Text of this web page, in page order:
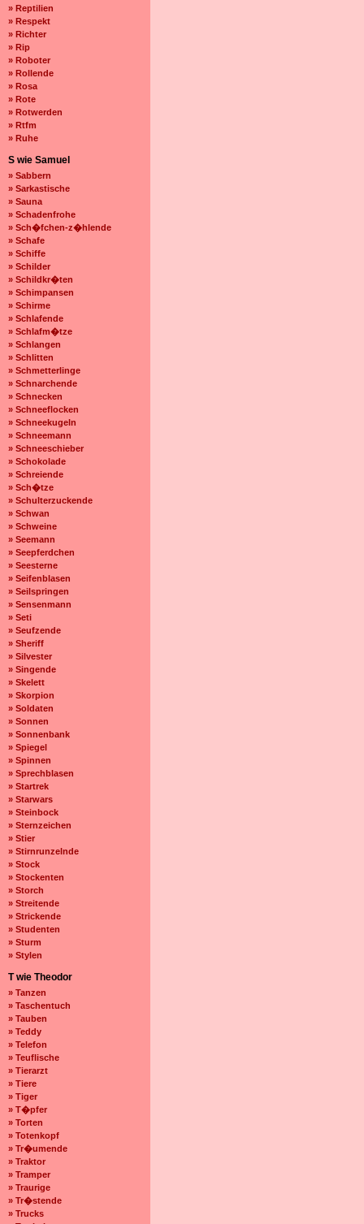
» Reptilien
» Respekt
» Richter
» Rip
» Roboter
» Rollende
» Rosa
» Rote
» Rotwerden
» Rtfm
» Ruhe
S wie Samuel
» Sabbern
» Sarkastische
» Sauna
» Schadenfrohe
» Sch�fchen-z�hlende
» Schafe
» Schiffe
» Schilder
» Schildkr�ten
» Schimpansen
» Schirme
» Schlafende
» Schlafm�tze
» Schlangen
» Schlitten
» Schmetterlinge
» Schnarchende
» Schnecken
» Schneeflocken
» Schneekugeln
» Schneemann
» Schneeschieber
» Schokolade
» Schreiende
» Sch�tze
» Schulterzuckende
» Schwan
» Schweine
» Seemann
» Seepferdchen
» Seesterne
» Seifenblasen
» Seilspringen
» Sensenmann
» Seti
» Seufzende
» Sheriff
» Silvester
» Singende
» Skelett
» Skorpion
» Soldaten
» Sonnen
» Sonnenbank
» Spiegel
» Spinnen
» Sprechblasen
» Startrek
» Starwars
» Steinbock
» Sternzeichen
» Stier
» Stirnrunzelnde
» Stock
» Stockenten
» Storch
» Streitende
» Strickende
» Studenten
» Sturm
» Stylen
T wie Theodor
» Tanzen
» Taschentuch
» Tauben
» Teddy
» Telefon
» Teuflische
» Tierarzt
» Tiere
» Tiger
» T�pfer
» Torten
» Totenkopf
» Tr�umende
» Traktor
» Tramper
» Traurige
» Tr�stende
» Trucks